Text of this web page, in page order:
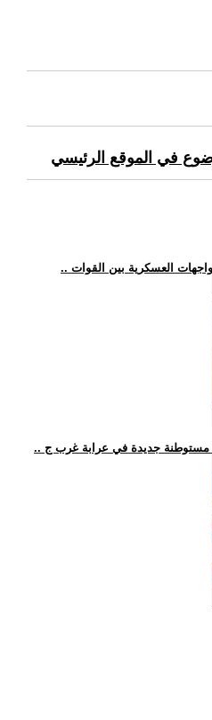
في الموقع الرئيسي
العسكرية بين القوات
مستوطنة جديدة في عرابة غرب ج